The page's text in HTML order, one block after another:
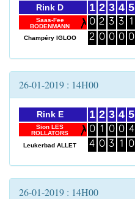
Rink D
Saas-Fee
BODENMANN
Champéry IGLOO
1
0
2
2
2
0
3
3
0
4
3
0
5
1
0
26-01-2019 : 14H00
Rink E
Sion LES
ROLLATORS
Leukerbad ALLET
1
0
4
2
1
0
3
0
3
4
0
1
5
4
0
26-01-2019 : 14H00